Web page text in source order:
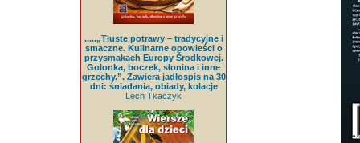
.....„Tłuste potrawy – tradycyjne i
smaczne. Kulinarne opowieści o
przysmakach Europy Środkowej.
Golonka, boczek, słonina i inne
grzechy.”. Zawiera jadłospis na 30
dni: śniadania, obiady, kolacje
Lech Tkaczyk